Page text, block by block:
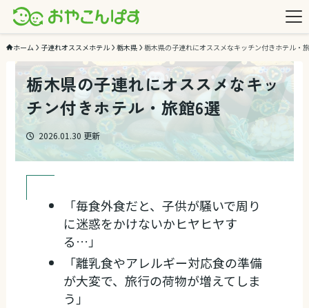
ホーム 子連れオススメホテル 栃木県 栃木県の子連れにオススメなキッチン付きホテル・
栃木県の子連れにオススメなキッ
チン付きホテル・旅館6選
2026.01.30 更新
「毎食外食だと、子供が騒いで周り
に迷惑をかけないかヒヤヒヤす
る…」
「離乳食やアレルギー対応食の準備
が大変で、旅行の荷物が増えてしま
う」